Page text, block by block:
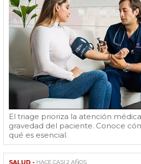
El triage prioriza la atención
gravedad del paciente. Conoce
qué es esencial.
SALUD - HACE CASI 2 AÑOS